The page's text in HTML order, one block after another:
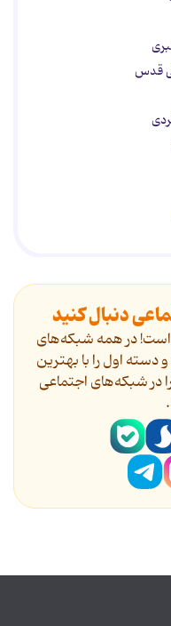
قدس
دنبال کنید
است! در همه شبکه‌های
اول را با بهترین
در شبکه‌های اجتماعی